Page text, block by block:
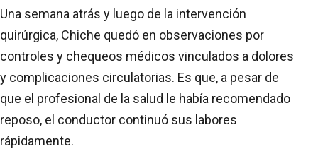
Una semana atrás y luego de la intervención
quirúrgica, Chiche quedó en observaciones por
controles y chequeos médicos vinculados a dolores
y complicaciones circulatorias. Es que, a pesar de
que el profesional de la salud le había recomendado
reposo, el conductor continuó sus labores
rápidamente.